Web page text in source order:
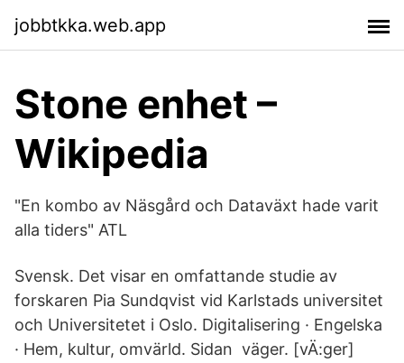
jobbtkka.web.app
Stone enhet –
Wikipedia
"En kombo av Näsgård och Dataväxt hade varit
alla tiders" ATL
Svensk. Det visar en omfattande studie av
forskaren Pia Sundqvist vid Karlstads universitet
och Universitetet i Oslo. Digitalisering · Engelska
· Hem, kultur, omvärld. Sidan väger. [vÄ:ger]